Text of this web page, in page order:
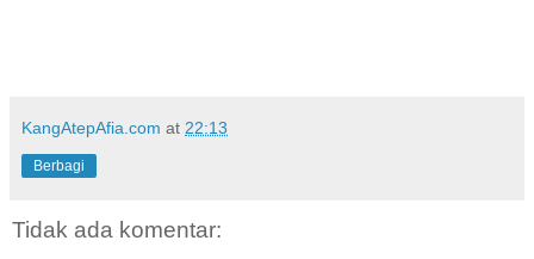
KangAtepAfia.com at 22:13
Berbagi
Tidak ada komentar: